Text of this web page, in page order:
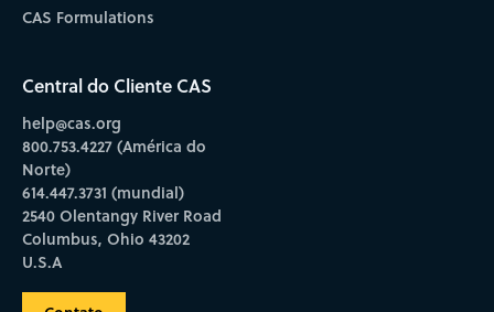
CAS Formulations
Central do Cliente CAS
help@cas.org
800.753.4227 (América do
Norte)
614.447.3731 (mundial)
2540 Olentangy River Road
Columbus, Ohio 43202
U.S.A